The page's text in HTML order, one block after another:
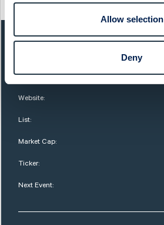
Allow selection
Deny
QUICK FACTS
Sector:
Website:
List:
Market Cap:
Ticker:
Next Event: